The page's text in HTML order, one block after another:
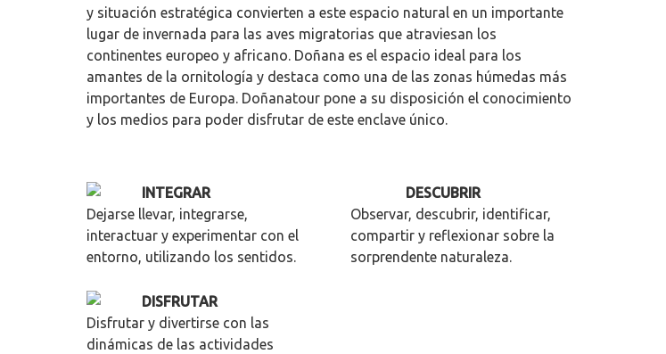
y situación estratégica convierten a este espacio natural en un importante
lugar de invernada para las aves migratorias que atraviesan los
continentes europeo y africano. Doñana es el espacio ideal para los
amantes de la ornitología y destaca como una de las zonas húmedas más
importantes de Europa. Doñanatour pone a su disposición el conocimiento
y los medios para poder disfrutar de este enclave único.
INTEGRAR
Dejarse llevar, integrarse,
interactuar y experimentar con el
entorno, utilizando los sentidos.
DESCUBRIR
Observar, descubrir, identificar,
compartir y reflexionar sobre la
sorprendente naturaleza.
DISFRUTAR
Disfrutar y divertirse con las
dinámicas de las actividades